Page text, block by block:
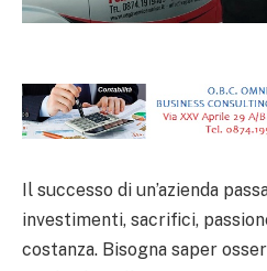
Il successo di un’azienda
investimenti, sacrifici,
costanza. Bisogna saper